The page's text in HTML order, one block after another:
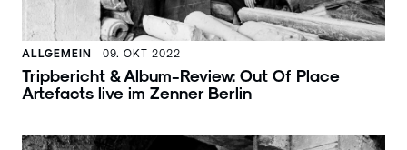
ALLGEMEIN 09. OKT 2022
Tripbericht & Album-Review: Out Of Place
Artefacts live im Zenner Berlin